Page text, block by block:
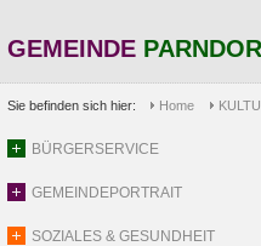
GEMEINDE
Sie befinden sich hier: Home
BÜRGERSERVICE
GEMEINDEPORTRAIT
SOZIALES & GESUNDHEIT